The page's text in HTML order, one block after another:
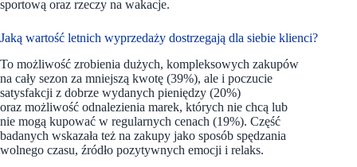
sportową oraz rzeczy na wakacje.
Jaką wartość letnich wyprzedaży dostrzegają dla siebie klienci?
To możliwość zrobienia dużych, kompleksowych zakupów
na cały sezon za mniejszą kwotę (39%), ale i poczucie
satysfakcji z dobrze wydanych pieniędzy (20%)
oraz możliwość odnalezienia marek, których nie chcą lub
nie mogą kupować w regularnych cenach (19%). Część
badanych wskazała też na zakupy jako sposób spędzania
wolnego czasu, źródło pozytywnych emocji i relaks.